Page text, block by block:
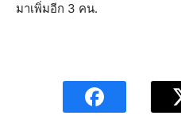
มาเพิ่มอีก 3 คน.